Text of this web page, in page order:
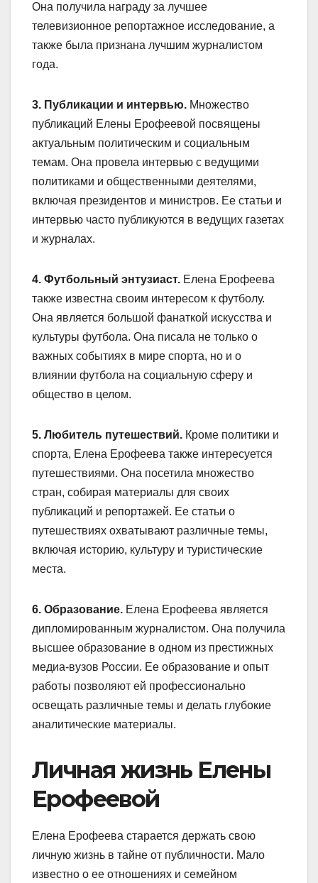
Она получила награду за лучшее
телевизионное репортажное исследование, а
также была признана лучшим журналистом
года.
3. Публикации и интервью. Множество
публикаций Елены Ерофеевой посвящены
актуальным политическим и социальным
темам. Она провела интервью с ведущими
политиками и общественными деятелями,
включая президентов и министров. Ее статьи и
интервью часто публикуются в ведущих газетах
и журналах.
4. Футбольный энтузиаст. Елена Ерофеева
также известна своим интересом к футболу.
Она является большой фанаткой искусства и
культуры футбола. Она писала не только о
важных событиях в мире спорта, но и о
влиянии футбола на социальную сферу и
общество в целом.
5. Любитель путешествий. Кроме политики и
спорта, Елена Ерофеева также интересуется
путешествиями. Она посетила множество
стран, собирая материалы для своих
публикаций и репортажей. Ее статьи о
путешествиях охватывают различные темы,
включая историю, культуру и туристические
места.
6. Образование. Елена Ерофеева является
дипломированным журналистом. Она получила
высшее образование в одном из престижных
медиа-вузов России. Ее образование и опыт
работы позволяют ей профессионально
освещать различные темы и делать глубокие
аналитические материалы.
Личная жизнь Елены
Ерофеевой
Елена Ерофеева старается держать свою
личную жизнь в тайне от публичности. Мало
известно о ее отношениях и семейном